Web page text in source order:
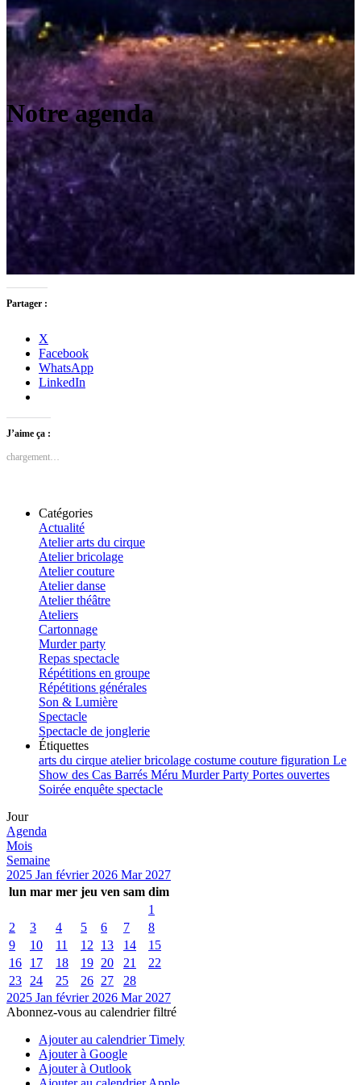
Notre agenda
Partager :
X
Facebook
WhatsApp
LinkedIn
J’aime ça :
chargement…
Catégories
Actualité
Atelier arts du cirque
Atelier bricolage
Atelier couture
Atelier danse
Atelier théâtre
Ateliers
Cartonnage
Murder party
Repas spectacle
Répétitions en groupe
Répétitions générales
Son & Lumière
Spectacle
Spectacle de jonglerie
Étiquettes
arts du cirque atelierbricolage costume couture figuration Le
Show des Cas Barrés Méru Murder Party Portes ouvertes
Soirée enquête spectacle
Jour
Agenda
Mois
Semaine
2025 Jan février 2026 Mar 2027
lun mar mer jeu ven sam dim
1
2
3 4 5 6 7
8
9
10 11 12 13 14
15
16
17 18 19 20 21
22
23
24 25 26 27
28
2025 Jan février 2026 Mar 2027
Abonnez-vous au calendrier filtré
Ajouter au calendrier Timely
Ajouter à Google
Ajouter à Outlook